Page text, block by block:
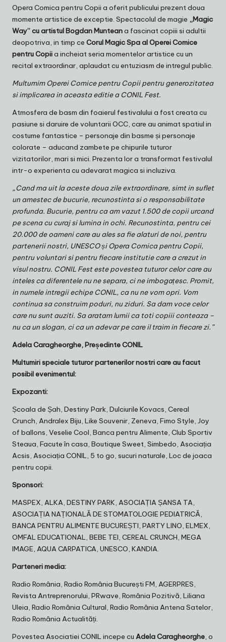
Opera Comica pentru Copii a oferit publicului prezent doua
momente artistice de exceptie. Spectacolul de magie „Magic
Way” cu artistul Bogdan Munteana fascinat copiii si adultii
deopotriva, in timp ce Corul Magic Spa al Operei Comice
pentru Copiia incheiat seria momentelor artistice cu un
recital extraordinar, aplaudat cu entuziasm de intregul public.
Multumim Operei Comice pentru Copii pentru generozitatea
si implicarea in aceasta editie a CONIL Fest.
Atmosfera de basm din foaierul festivalului a fost creata cu
pasiune si daruire de voluntarii OCC, care au animat spatiul in
costume fantastice – personaje din basme și personaje
colorate – aducand zambete pe chipurile tuturor
vizitatorilor, mari si mici. Prezenta lor a transformat festivalul
intr-o experienta cu adevarat magica si incluziva.
„Cand ma uit la aceste doua zile extraordinare, simt in suflet
un amestec de bucurie, recunostinta si o responsabilitate
profunda. Bucurie, pentru ca am vazut 1.500 de copii urcand
pe scena cu curaj si lumina in ochi. Recunostinta, pentru cei
20.000 de oameni care au ales sa fie alaturi de noi, pentru
partenerii nostri, UNESCO și Opera Comica pentru Copii,
pentru voluntari si pentru fiecare institutie care a crezut in
visul nostru. CONIL Fest este povestea tuturor celor care au
inteles ca diferentele nu ne separa, ci ne imbogațesc. Promit,
in numele intregii echipe CONIL, ca nu ne vom opri. Vom
continua sa construim poduri, nu ziduri. Sa dam voce celor
care nu sunt auziti. Sa aratam lumii ca toti copiii conteaza –
nu ca un slogan, ci ca un adevar pe care il traim in fiecare zi.”
Adela Caragheorghe, Președinte CONIL
Multumiri speciale tuturor partenerilor nostri care au facut
posibil evenimentul:
Expozanti:
Școala de Șah, Destiny Park, Dulciurile Kovacs, Cereal
Crunch, Andralex Biju, Like Souvenir, Zeneva, Fimo Style, Joy
of ballons, Veselie Cool, Banca pentru Alimente, Club Sportiv
Steaua, Facute în casa, Boutique Sweet, Simbedo, Asociația
Acsis, Asociația CONIL, 5 to go, sucuri naturale, Loc de joaca
pentru copii.
Sponsori:
MASPEX, ALKA, DESTINY PARK, ASOCIAȚIA ȘANSA TA,
ASOCIAȚIA NAȚIONALĂ DE STOMATOLOGIE PEDIATRICĂ,
BANCA PENTRU ALIMENTE BUCUREȘTI, PARTY LINO, ELMEX,
OMFAL EDUCATIONAL, BEBE TEI, CEREAL CRUNCH, MEGA
IMAGE, AQUA CARPATICA, UNESCO, KANDIA.
Parteneri media:
Radio România, Radio România București FM, AGERPRES,
Revista Antreprenorului, PRwave, România Pozitivă, Liliana
Uleia, Radio România Cultural, Radio România Antena Satelor,
Radio România Actualități.
Povestea Asociatiei CONIL incepe cu Adela Caragheorghe, o